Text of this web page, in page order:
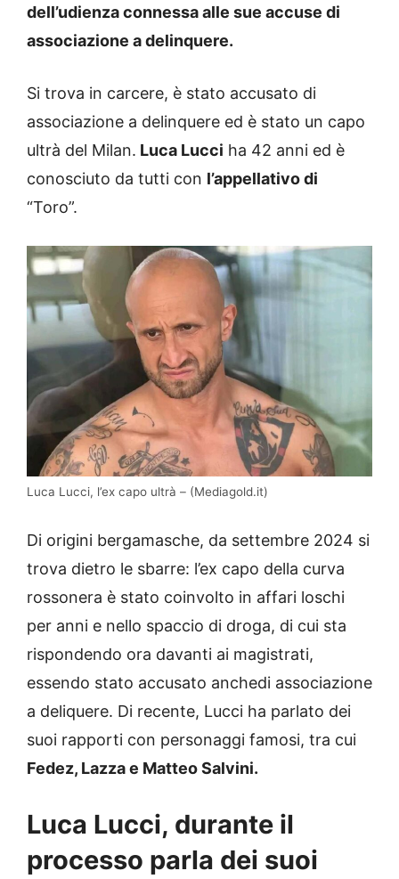
dell’udienza connessa alle sue accuse di
associazione a delinquere.
Si trova in carcere, è stato accusato di
associazione a delinquere ed è stato un capo
ultrà del Milan. Luca Lucci ha 42 anni ed è
conosciuto da tutti con l’appellativo di
“Toro”.
Luca Lucci, l’ex capo ultrà – (Mediagold.it)
Di origini bergamasche, da settembre 2024 si
trova dietro le sbarre: l’ex capo della curva
rossonera è stato coinvolto in affari loschi
per anni e nello spaccio di droga, di cui sta
rispondendo ora davanti ai magistrati,
essendo stato accusato anchedi associazione
a deliquere. Di recente, Lucci ha parlato dei
suoi rapporti con personaggi famosi, tra cui
Fedez, Lazza e Matteo Salvini.
Luca Lucci, durante il
processo parla dei suoi